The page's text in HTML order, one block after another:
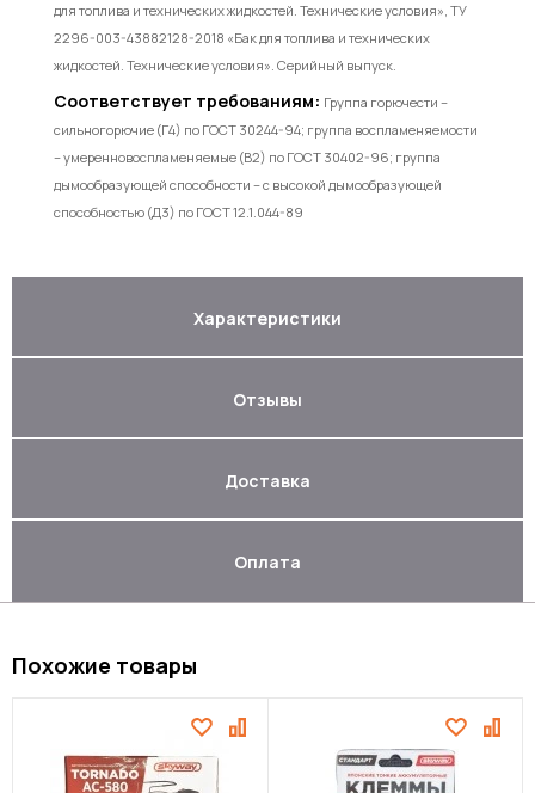
для топлива и технических жидкостей. Технические условия», ТУ
2296-003-43882128-2018 «Бак для топлива и технических
жидкостей. Технические условия». Серийный выпуск.
Соответствует требованиям: Группа горючести –
сильногорючие (Г4) по ГОСТ 30244-94; группа воспламеняемости
– умеренновоспламеняемые (В2) по ГОСТ 30402-96; группа
дымообразующей способности – с высокой дымообразующей
способностью (Д3) по ГОСТ 12.1.044-89
Характеристики
Отзывы
Доставка
Оплата
Похожие товары